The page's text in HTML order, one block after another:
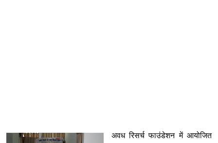
अवध रिसर्च फाउंडेशन में आयोजित